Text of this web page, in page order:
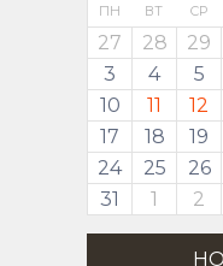
ПН ВТ СР
27 28 29
3
4 5
10
11 12
17
18 19
24
25 26
31
1 2